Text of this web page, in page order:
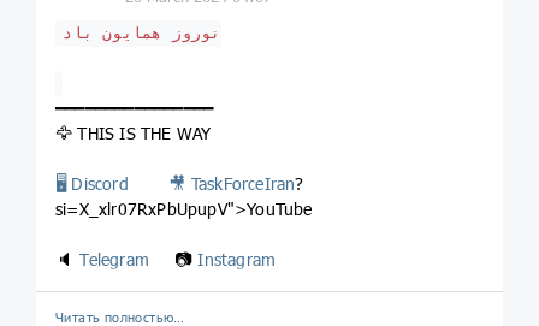
نوروز همایون باد
━━━━━━━━━━━━━━━━
🦅 THIS IS THE WAY
🖥 Discord 🎥 TaskForceIran?
si=X_xlr07RxPbUpupV">YouTube
🔈Telegram 📷Instagram
Читать полностью…